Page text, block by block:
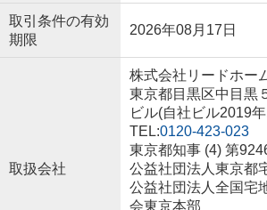
取引条件の有効
期限
2026年08月17日
取扱会社
株式会社リードホー
東京都目黒区中目黒
ビル(自社ビル2019
TEL:0120-423-023
東京都知事 (4) 第
公益社団法人東京都
公益社団法人全国宅
会東京本部